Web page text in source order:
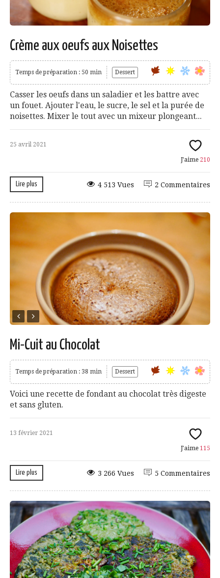
Crème aux oeufs aux Noisettes
Temps de préparation : 50 min Dessert
Casser les oeufs dans un saladier et les battre avec
un fouet. Ajouter l'eau, le sucre, le sel et la purée de
noisettes. Mixer le tout avec un mixeur plongeant...
25 avril 2021
J'aime 210
Lire plus 2 Commentaires
4 513 Vues
Mi-Cuit au Chocolat
Temps de préparation : 38 min Dessert
Voici une recette de fondant au chocolat très digeste
et sans gluten.
13 février 2021
J'aime 115
Lire plus 5 Commentaires
3 266 Vues